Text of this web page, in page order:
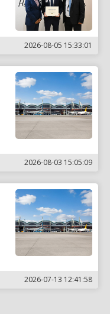
2026-08-05 15:33:01
2026-08-03 15:05:09
2026-07-13 12:41:58